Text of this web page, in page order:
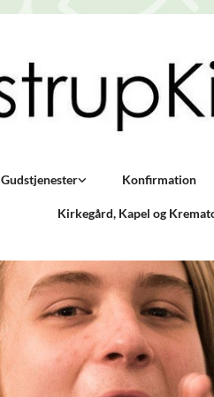
Gudstjenester Konfirmation
Kirkegård, Kapel og